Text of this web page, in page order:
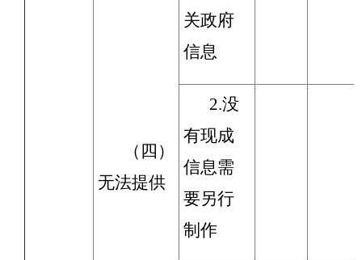
（四）
无法提供
关政府
信息
2.没
有现成
信息需
要另行
制作